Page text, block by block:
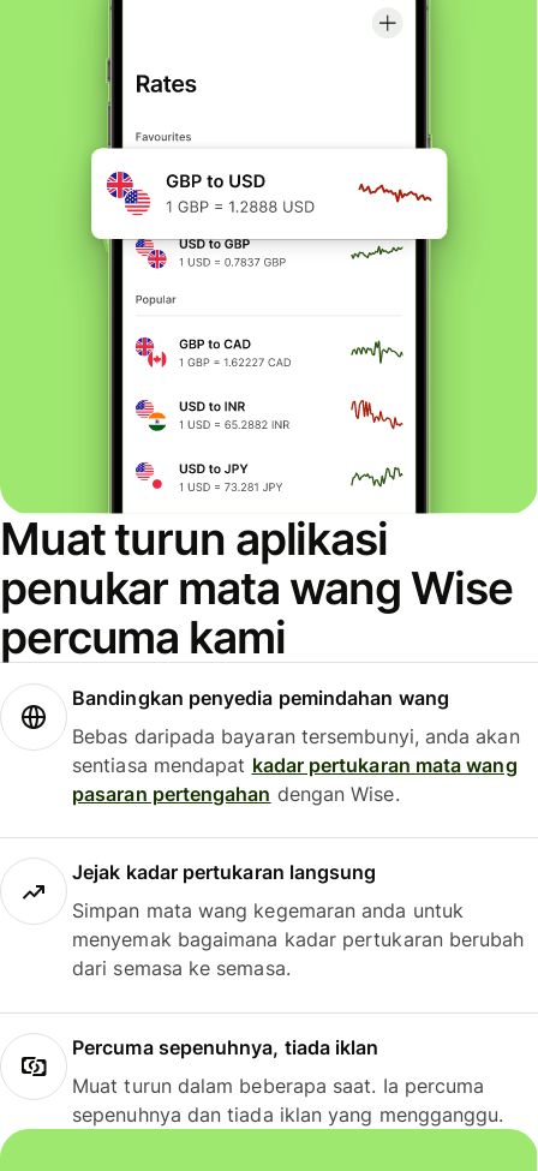
Muat turun aplikasi
penukar mata wang Wise
percuma kami
Bandingkan penyedia pemindahan wang
Bebas daripada bayaran tersembunyi, anda akan
sentiasa mendapat kadar pertukaran mata wang
pasaran pertengahan dengan Wise.
Jejak kadar pertukaran langsung
Simpan mata wang kegemaran anda untuk
menyemak bagaimana kadar pertukaran berubah
dari semasa ke semasa.
Percuma sepenuhnya, tiada iklan
Muat turun dalam beberapa saat. Ia percuma
sepenuhnya dan tiada iklan yang mengganggu.